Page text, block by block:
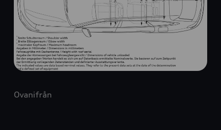
Ovanifrån